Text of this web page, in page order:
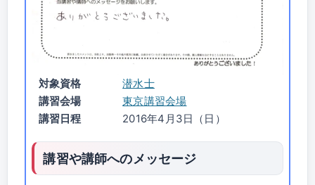
対象資格
潜水士
講習会場
東京講習会場
講習日程
2016年4月3日（日）
講習や講師へのメッセージ